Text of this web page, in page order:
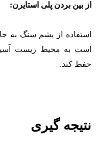
از بین بردن پلی استایرن:
استفاده از پشم سنگ به
است به محیط زیست
حفظ کند.
نتیجه گیری